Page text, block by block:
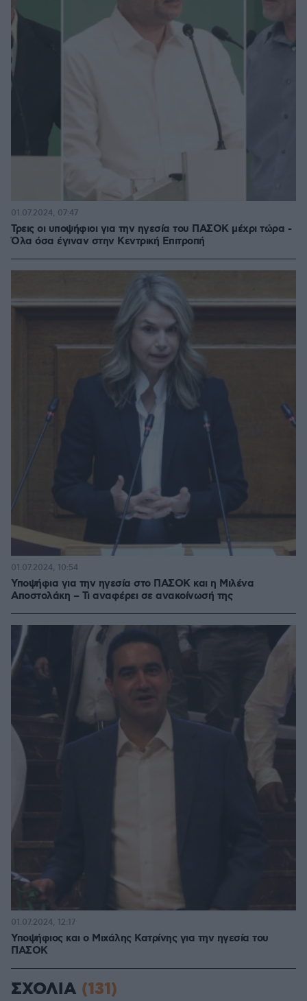
Τρεις οι υποψήφιοι για την ηγεσία του ΠΑΣΟΚ μέχρι τώρα -
Όλα όσα έγιναν στην Κεντρική Επιτροπή
01.07.2024, 07:47
Υποψήφια για την ηγεσία στο ΠΑΣΟΚ και η Μιλένα
Αποστολάκη – Τι αναφέρει σε ανακοίνωσή της
01.07.2024, 10:54
Υποψήφιος και ο Μιχάλης Κατρίνης για την ηγεσία του
ΠΑΣΟΚ
01.07.2024, 12:17
ΣΧΟΛΙΑ (131)